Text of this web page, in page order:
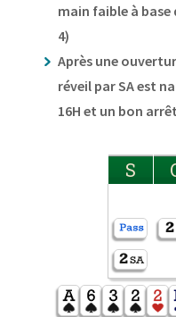
main faible à base
4)
Après une
réveil par SA est
16H et un bon
S